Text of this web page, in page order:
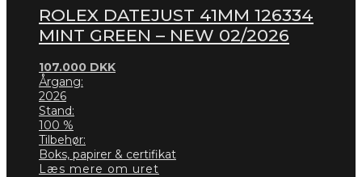
ROLEX DATEJUST 41MM 126334
MINT GREEN – NEW 02/2026
107.000 DKK
Årgang:
2026
Stand:
100 %
Tilbehør:
Boks, papirer & certifikat
Læs mere om uret